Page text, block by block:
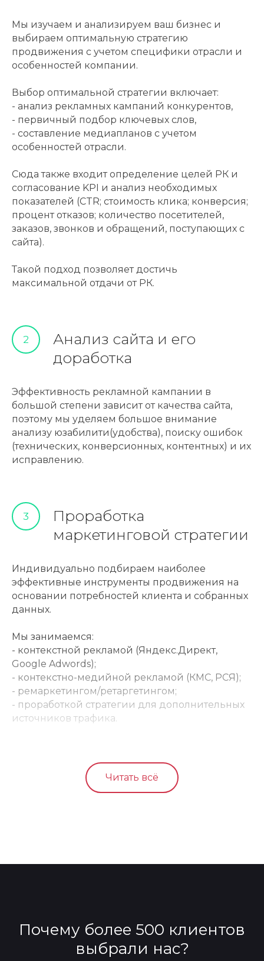
Мы изучаем и анализируем ваш бизнес и
выбираем оптимальную стратегию
продвижения с учетом специфики отрасли и
особенностей компании.
Выбор оптимальной стратегии включает:
- анализ рекламных кампаний конкурентов,
- первичный подбор ключевых слов,
- составление медиапланов с учетом
особенностей отрасли.
Сюда также входит определение целей РК и
согласование KPI и анализ необходимых
показателей (CTR; стоимость клика; конверсия;
процент отказов; количество посетителей,
заказов, звонков и обращений, поступающих с
сайта).
Такой подход позволяет достичь
максимальной отдачи от РК.
2
Анализ сайта и его
доработка
Эффективность рекламной кампании в
большой степени зависит от качества сайта,
поэтому мы уделяем большое внимание
анализу юзабилити(удобства), поиску ошибок
(технических, конверсионных, контентных) и их
исправлению.
3
Проработка
маркетинговой стратегии
Индивидуально подбираем наиболее
эффективные инструменты продвижения на
основании потребностей клиента и собранных
данных.
Мы занимаемся:
- контекстной рекламой (Яндекс.Директ,
Google Adwords);
- контекстно-медийной рекламой (КМС, РСЯ);
- ремаркетингом/ретаргетингом;
- проработкой стратегии для дополнительных
источников трафика.
Читать всё
Почему более 500 клиентов
выбрали нас?